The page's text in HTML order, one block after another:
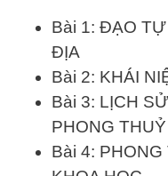
Bài 1: ĐẠO
ĐỊA
Bài 2: KHÁI
Bài 3: LỊCH
PHONG THUỶ
Bài 4: